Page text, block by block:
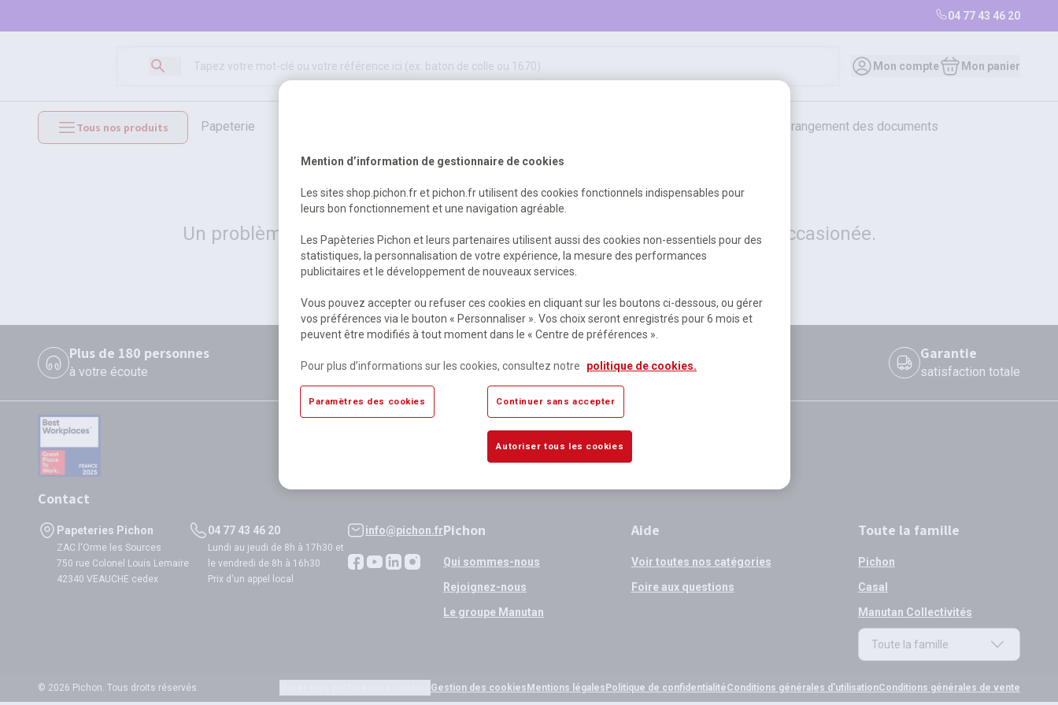
04 77 43 46 20
Mon compte Mon panier
Tous nos produits papeterie bureautique et rangement des documents
mobilier et équipements hygiène, sécurité, 1er secours outils, travaux & entretien
500
Erreur Serveur...
Un problème serveur est survenu. Veuillez nous excuser pour la gêne occasionée.
Retour Retour à l'accueil
Plus de 180 personnes
à votre écoute disponibles si validation avant 12h
Garantie
satisfaction totale
Contact
Papeteries Pichon
ZAC l'Orme les Sources
750 rue Colonel Louis Lemaire
42340 VEAUCHE cedex
04 77 43 46 20
Lundi au jeudi de 8h à 17h30 et
le vendredi de 8h à 16h30
Prix d'un appel local
info@pichon.frPichon
Qui sommes-nous
Rejoignez-nous
Le groupe Manutan
Aide
Voir toutes nos catégories
Foire aux questions
Toute la famille
Pichon
Casal
Manutan Collectivités
Toute la famille
© 2026 Pichon. Tous droits réservés. Gestion des cookies Mentions légales Politique de confidentialitéConditions générales d'utilisationConditions générales de vente
Mention d’information de gestionnaire de cookies
Les sites shop.pichon.fr et pichon.fr utilisent des cookies fonctionnels indispensables pour
leurs bon fonctionnement et une navigation agréable.
Les Papèteries Pichon et leurs partenaires utilisent aussi des cookies non-essentiels pour des
statistiques, la personnalisation de votre expérience, la mesure des performances
publicitaires et le développement de nouveaux services.
Vous pouvez accepter ou refuser ces cookies en cliquant sur les boutons ci-dessous, ou gérer
vos préférences via le bouton « Personnaliser ». Vos choix seront enregistrés pour 6 mois et
peuvent être modifiés à tout moment dans le « Centre de préférences ».
Pour plus d’informations sur les cookies, consultez notre politique de cookies.
Paramètres des cookies Continuer sans accepter
Autoriser tous les cookies